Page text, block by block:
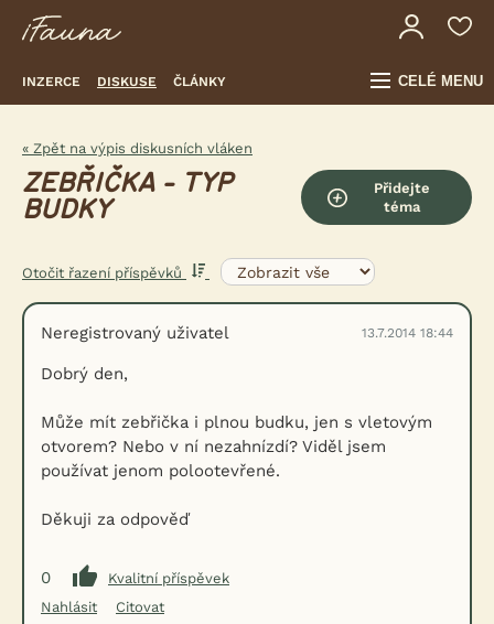
INZERCE DISKUSE ČLÁNKY CELÉ MENU
« Zpět na výpis diskusních vláken
ZEBŘIČKA - TYP
BUDKY
Přidejte
téma
Otočit řazení příspěvků
Neregistrovaný uživatel 13.7.2014 18:44
Dobrý den,
Může mít zebřička i plnou budku, jen s vletovým
otvorem? Nebo v ní nezahnízdí? Viděl jsem
používat jenom polootevřené.
Děkuji za odpověď
0
Kvalitní příspěvek
Nahlásit
Citovat